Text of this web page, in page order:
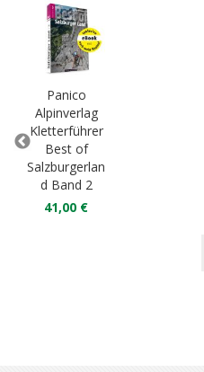
Panico
Alpinverlag
Kletterführer
Best of
Salzburgerlan
d Band 2
41,00 €